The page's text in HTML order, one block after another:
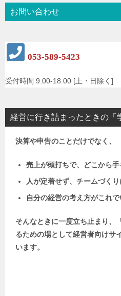
お問い合わせ
053-589-5423
受付時間 9:00-18:00 [土・日除く]
経営に行き詰まったときの「
決算や申告のことだけでなく、
売上が頭打ちで、どこから
人が定着せず、チームづく
自分の経営の考え方がこれ
そんなときに一度立ち止まり、
るための場として経営者向けサ
います。